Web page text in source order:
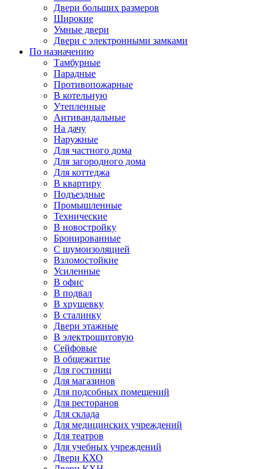
Двери больших размеров
Широкие
Умные двери
Двери с электронными замками
По назначению
Тамбурные
Парадные
Противопожарные
В котельную
Утепленные
Антивандальные
На дачу
Наружные
Для частного дома
Для загородного дома
Для коттеджа
В квартиру
Подъездные
Промышленные
Технические
В новостройку
Бронированные
С шумоизоляцией
Взломостойкие
Усиленные
В офис
В подвал
В хрущевку
В сталинку
Двери этажные
В электрощитовую
Сейфовые
В общежитие
Для гостиниц
Для магазинов
Для подсобных помещений
Для ресторанов
Для склада
Для медицинских учреждений
Для театров
Для учебных учреждений
Двери КХО